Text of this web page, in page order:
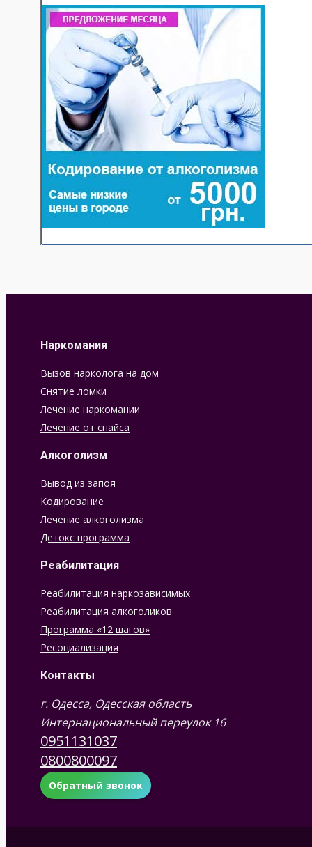
Наркомания
Вызов нарколога на дом
Снятие ломки
Лечение наркомании
Лечение от спайса
Алкоголизм
Вывод из запоя
Кодирование
Лечение алкоголизма
Детокс программа
Реабилитация
Реабилитация наркозависимых
Реабилитация алкоголиков
Программа «12 шагов»
Ресоциализация
Контакты
г. Одесса, Одесская область
Интернациональный переулок 16
0951131037
0800800097
Обратный звонок